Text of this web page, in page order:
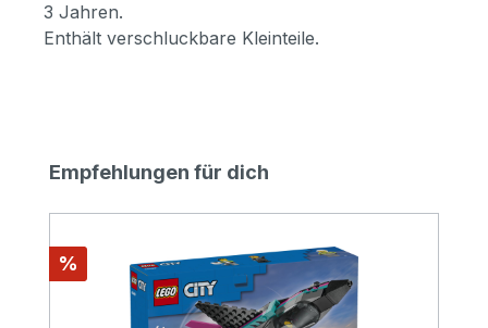
3 Jahren.
Enthält verschluckbare Kleinteile.
Produktgalerie überspringen
Empfehlungen für dich
Rabatt
%